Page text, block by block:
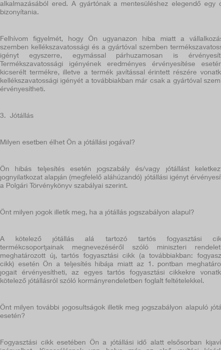
alkalmazásából ered. A gyártónak a mentesüléshez elegendő egy
bizonyítania.
Felhívom figyelmét, hogy Ön ugyanazon hiba miatt a
szemben kellékszavatossági és a gyártóval szemben
igényt egyszerre, egymással párhuzamosan is
Termékszavatossági igényének eredményes érvényesítése
kicserélt termékre, illetve a termék javítással érintett részére
kellékszavatossági igényét a továbbiakban már csak a gyártóval
érvényesítheti.
3. Jótállás
Milyen esetben élhet Ön a jótállási jogával?
Ön hibás teljesítés esetén jogszabály és/vagy jótállást
jognyilatkozat alapján (megfelelő aláhúzandó) jótállási igényt
a Polgári Törvénykönyv szabályai szerint.
Önt milyen jogok illetik meg, ha a jótállás jogszabályon alapul?
A kötelező jótállás alá tartozó tartós fogyasztási
termékcsoportjainak megnevezéséről szóló miniszteri
meghatározott új, tartós fogyasztási cikk (a továbbiakban:
cikk) esetén Ön a teljesítés hibája miatt az 1. pontban
jogait érvényesítheti, az egyes tartós fogyasztási cikkekre
kötelező jótállásról szóló kormányrendeletben foglalt feltételekkel.
Önt milyen további jogosultságok illetik meg jogszabályon alapuló
esetén?
Fogyasztási cikk esetében Ön a jótállási idő alatt elsősorban